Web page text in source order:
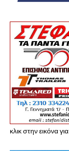
κλικ στην εικόνα